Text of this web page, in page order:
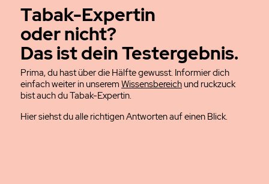
Tabak-Expertin
oder nicht?
Das ist dein Testergebnis.
Prima, du hast über die Hälfte gewusst. Informier dich
einfach weiter in unserem Wissensbereich und ruckzuck
bist auch du Tabak-Expertin.
Hier siehst du alle richtigen Antworten auf einen Blick.